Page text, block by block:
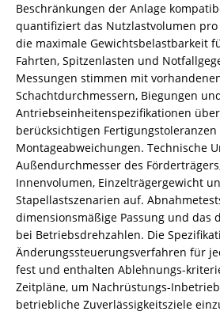
Beschränkungen der Anlage
quantifiziert das Nutzlastvolumen
die maximale Gewichtsbelastbarkeit
Fahrten, Spitzenlasten und
Messungen stimmen mit
Schachtdurchmessern, Biegungen
Antriebseinheitenspezifikationen
berücksichtigen Fertigungstoleranzen
Montageabweichungen. Technische
Außendurchmesser des
Innenvolumen, Einzelträgergewicht
Stapellastszenarien auf.
dimensionsmäßige Passung und das
bei Betriebsdrehzahlen. Die
Änderungssteuerungsverfahren für
fest und enthalten Ablehnungs-
Zeitpläne, um Nachrüstungs-
betriebliche Zuverlässigkeitsziele